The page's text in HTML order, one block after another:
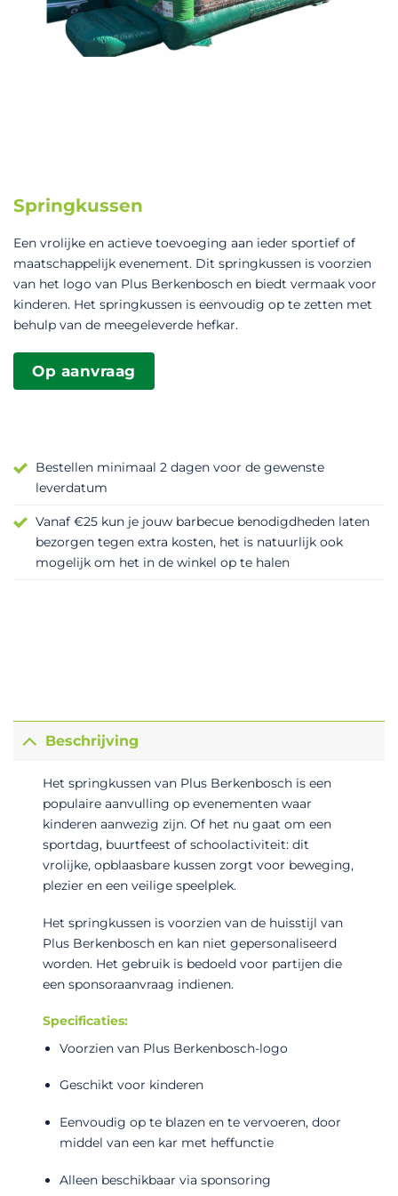
Springkussen
Een vrolijke en actieve toevoeging aan ieder sportief of
maatschappelijk evenement. Dit springkussen is voorzien
van het logo van Plus Berkenbosch en biedt vermaak voor
kinderen. Het springkussen is eenvoudig op te zetten met
behulp van de meegeleverde hefkar.
Op aanvraag
Bestellen minimaal 2 dagen voor de gewenste
leverdatum
Vanaf €25 kun je jouw barbecue benodigdheden laten
bezorgen tegen extra kosten, het is natuurlijk ook
mogelijk om het in de winkel op te halen
Beschrijving
Het springkussen van Plus Berkenbosch is een
populaire aanvulling op evenementen waar
kinderen aanwezig zijn. Of het nu gaat om een
sportdag, buurtfeest of schoolactiviteit: dit
vrolijke, opblaasbare kussen zorgt voor beweging,
plezier en een veilige speelplek.
Het springkussen is voorzien van de huisstijl van
Plus Berkenbosch en kan niet gepersonaliseerd
worden. Het gebruik is bedoeld voor partijen die
een sponsoraanvraag indienen.
Specificaties:
Voorzien van Plus Berkenbosch-logo
Geschikt voor kinderen
Eenvoudig op te blazen en te vervoeren, door
middel van een kar met heffunctie
Alleen beschikbaar via sponsoring